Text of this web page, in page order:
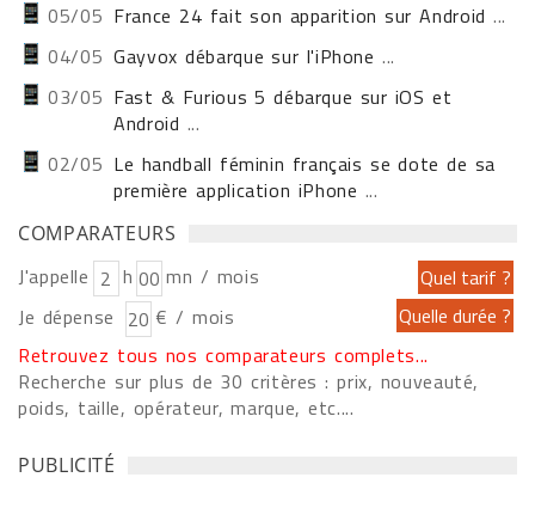
05/05 France 24 fait son apparition sur Android ...
04/05 Gayvox débarque sur l'iPhone ...
03/05 Fast & Furious 5 débarque sur iOS et
Android ...
02/05 Le handball féminin français se dote de sa
première application iPhone ...
COMPARATEURS
J'appelle h
mn / mois
Je dépense
€ / mois
Retrouvez tous nos comparateurs complets...
Recherche sur plus de 30 critères : prix, nouveauté,
poids, taille, opérateur, marque, etc....
PUBLICITÉ